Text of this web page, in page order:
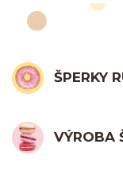
ŠPERKY
VÝROBA